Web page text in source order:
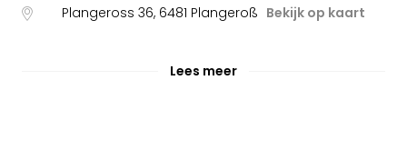
Plangeross 36, 6481 Plangeroß Bekijk op kaart
Lees meer